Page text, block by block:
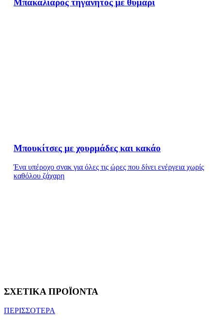
Μπακαλιάρος τηγανητός με θυμάρι
Μπουκίτσες με χουρμάδες και κακάο
Ένα υπέροχο σνακ για όλες τις ώρες που δίνει ενέργεια χωρίς
καθόλου ζάχαρη
ΣΧΕΤΙΚΑ ΠΡΟΪΟΝΤΑ
ΠΕΡΙΣΣΟΤΕΡΑ